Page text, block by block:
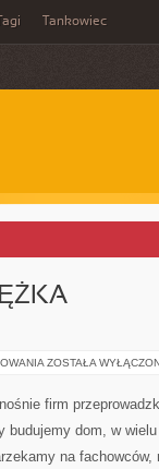
Tagi Tankowiec
BUDOWA
–
CIĘŻKA
ZOSTAŁA
firm
budujemy dom, w wielu
na fachowców,